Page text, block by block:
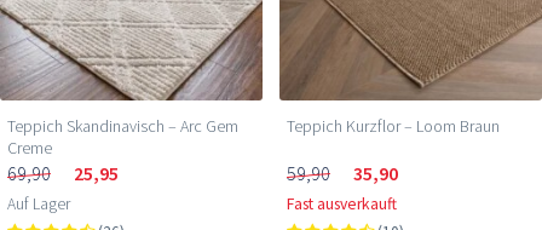
Teppich Skandinavisch – Arc Gem
Creme
69,90 25,95
Auf Lager
Teppich Kurzflor – Loom Braun
59,90 35,90
Fast ausverkauft